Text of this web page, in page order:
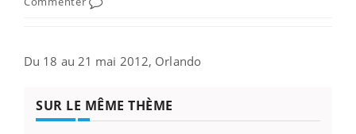
Du 18 au 21 mai 2012, Orlando
SUR LE MÊME THÈME